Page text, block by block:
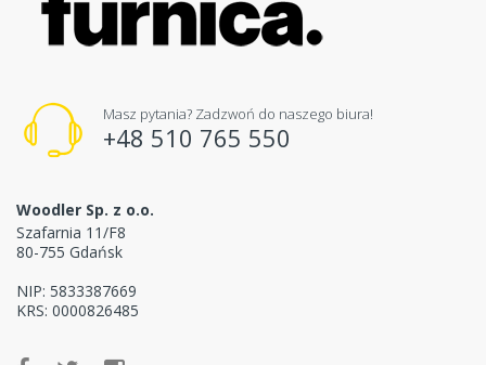
Masz pytania? Zadzwoń do naszego biura!
+48 510 765 550
Woodler Sp. z o.o.
Szafarnia 11/F8
80-755 Gdańsk
NIP: 5833387669
KRS: 0000826485